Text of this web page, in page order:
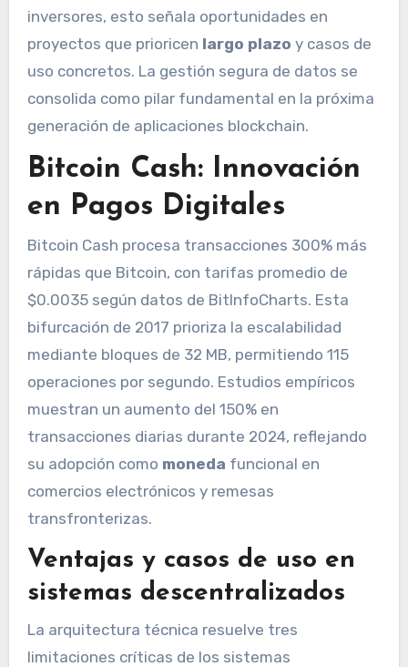
inversores, esto señala oportunidades en
proyectos que prioricen largo plazo y casos de
uso concretos. La gestión segura de datos se
consolida como pilar fundamental en la próxima
generación de aplicaciones blockchain.
Bitcoin Cash: Innovación
en Pagos Digitales
Bitcoin Cash procesa transacciones 300% más
rápidas que Bitcoin, con tarifas promedio de
$0.0035 según datos de BitInfoCharts. Esta
bifurcación de 2017 prioriza la escalabilidad
mediante bloques de 32 MB, permitiendo 115
operaciones por segundo. Estudios empíricos
muestran un aumento del 150% en
transacciones diarias durante 2024, reflejando
su adopción como moneda funcional en
comercios electrónicos y remesas
transfronterizas.
Ventajas y casos de uso en
sistemas descentralizados
La arquitectura técnica resuelve tres
limitaciones críticas de los sistemas